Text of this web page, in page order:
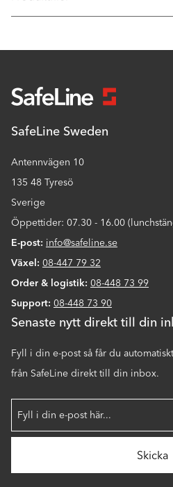
SafeLine Sweden
Antennvägen 10
135 48 Tyresö
Sverige
Öppettider: 07.30 - 16.00
E-post: info@safeline.se
Växel: 08-447 79 32
Order & logistik: 08-448 73 99
Support: 08-448 73 90
Senaste nytt direkt till din
Fyll i din e-post så får du
från SafeLine direkt till din inbox.